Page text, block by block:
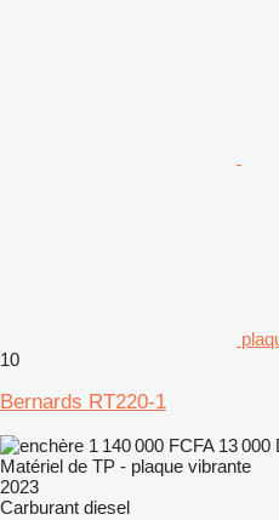
10
Bernards RT220-1
1 140 000 FCFA 13 000
Matériel de TP - plaque vibrante
2023
Carburant diesel